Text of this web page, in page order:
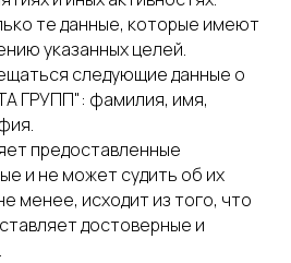
те данные, которые имеют
указанных целей.
следующие данные о
ГРУПП": фамилия, имя,
предоставленные
и не может судить об их
менее, исходит из того, что
достоверные и